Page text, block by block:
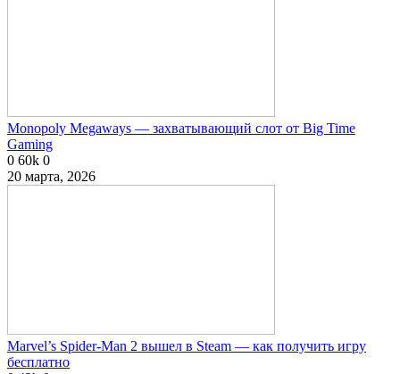
Monopoly Megaways — захватывающий слот от Big Time
Gaming
0 60k 0
20 марта, 2026
Marvel’s Spider-Man 2 вышел в Steam — как получить игру
бесплатно